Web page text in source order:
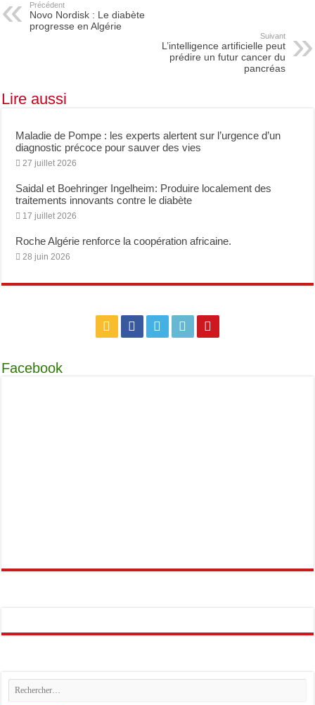
Précédent
Novo Nordisk : Le diabète
progresse en Algérie
Suivant
L’intelligence artificielle peut
prédire un futur cancer du
pancréas
Lire aussi
Maladie de Pompe : les experts alertent sur l’urgence d’un
diagnostic précoce pour sauver des vies
27 juillet 2026
Saidal et Boehringer Ingelheim: Produire localement des
traitements innovants contre le diabète
17 juillet 2026
Roche Algérie renforce la coopération africaine.
28 juin 2026
Facebook